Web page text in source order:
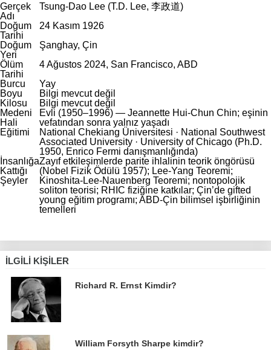
Gerçek
Adı
Tsung-Dao Lee (T.D. Lee, 李政道)
Doğum
Tarihi
24 Kasım 1926
Doğum
Yeri
Şanghay, Çin
Ölüm
Tarihi
4 Ağustos 2024, San Francisco, ABD
Burcu
Yay
Boyu
Bilgi mevcut değil
Kilosu
Bilgi mevcut değil
Medeni
Hali
Evli (1950–1996) — Jeannette Hui-Chun Chin; eşinin
vefatından sonra yalnız yaşadı
Eğitimi
National Chekiang Üniversitesi · National Southwest
Associated University · University of Chicago (Ph.D.
1950, Enrico Fermi danışmanlığında)
İnsanlığa
Kattığı
Şeyler
Zayıf etkileşimlerde parite ihlalinin teorik öngörüsü
(Nobel Fizik Ödülü 1957); Lee-Yang Teoremi;
Kinoshita-Lee-Nauenberg Teoremi; nontopolojik
soliton teorisi; RHIC fiziğine katkılar; Çin’de gifted
young eğitim programı; ABD-Çin bilimsel işbirliğinin
temelleri
İLGILI KIŞILER
Richard R. Ernst Kimdir?
William Forsyth Sharpe kimdir?